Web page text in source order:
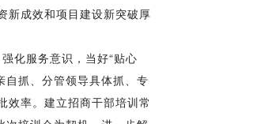
新成效和项目建设新突破厚
化服务意识，当好“贴心
自抓、分管领导具体抓、专
效率。建立招商干部培训常